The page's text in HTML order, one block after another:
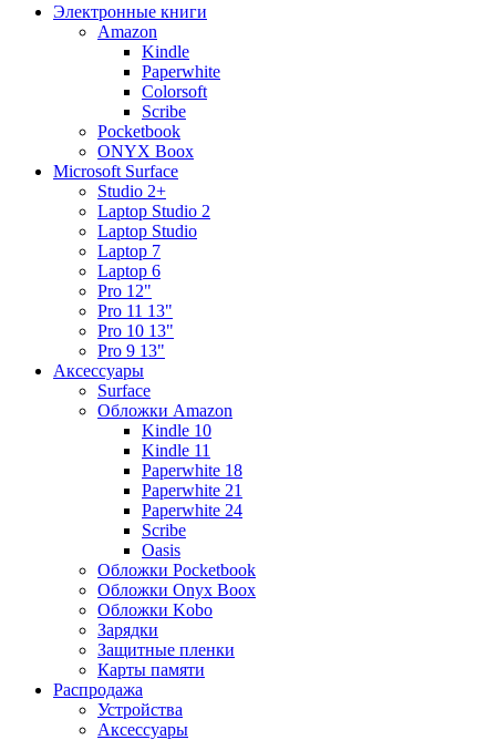
Электронные книги
Amazon
Kindle
Paperwhite
Colorsoft
Scribe
Pocketbook
ONYX Boox
Microsoft Surface
Studio 2+
Laptop Studio 2
Laptop Studio
Laptop 7
Laptop 6
Pro 12"
Pro 11 13"
Pro 10 13"
Pro 9 13"
Аксессуары
Surface
Обложки Amazon
Kindle 10
Kindle 11
Paperwhite 18
Paperwhite 21
Paperwhite 24
Scribe
Oasis
Обложки Pocketbook
Обложки Onyx Boox
Обложки Kobo
Зарядки
Защитные пленки
Карты памяти
Распродажа
Устройства
Аксессуары